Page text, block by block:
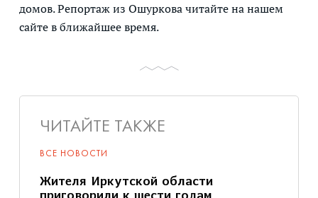
домов. Репортаж из Ошуркова читайте на нашем
сайте в ближайшее время.
ЧИТАЙТЕ ТАКЖЕ
ВСЕ НОВОСТИ
Жителя Иркутской области